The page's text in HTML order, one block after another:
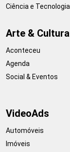
Ciência e Tecnologia
Arte & Cultura
Aconteceu
Agenda
Social & Eventos
VideoAds
Automóveis
Imóveis